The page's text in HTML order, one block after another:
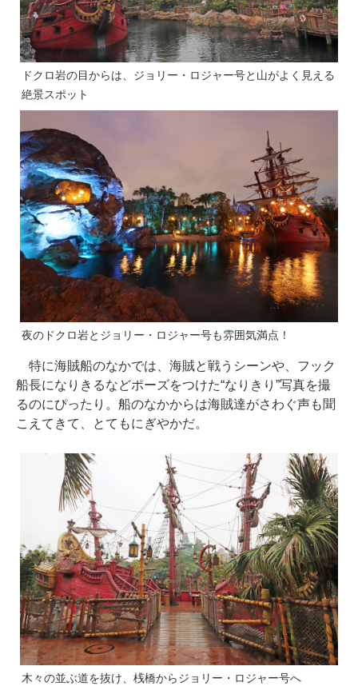
ドクロ岩の目からは、ジョリー・ロジャー号と山がよく見える
絶景スポット
夜のドクロ岩とジョリー・ロジャー号も雰囲気満点！
特に海賊船のなかでは、海賊と戦うシーンや、フック
船長になりきるなどポーズをつけた“なりきり”写真を撮
るのにぴったり。船のなかからは海賊達がさわぐ声も聞
こえてきて、とてもにぎやかだ。
木々の並ぶ道を抜け、桟橋からジョリー・ロジャー号へ